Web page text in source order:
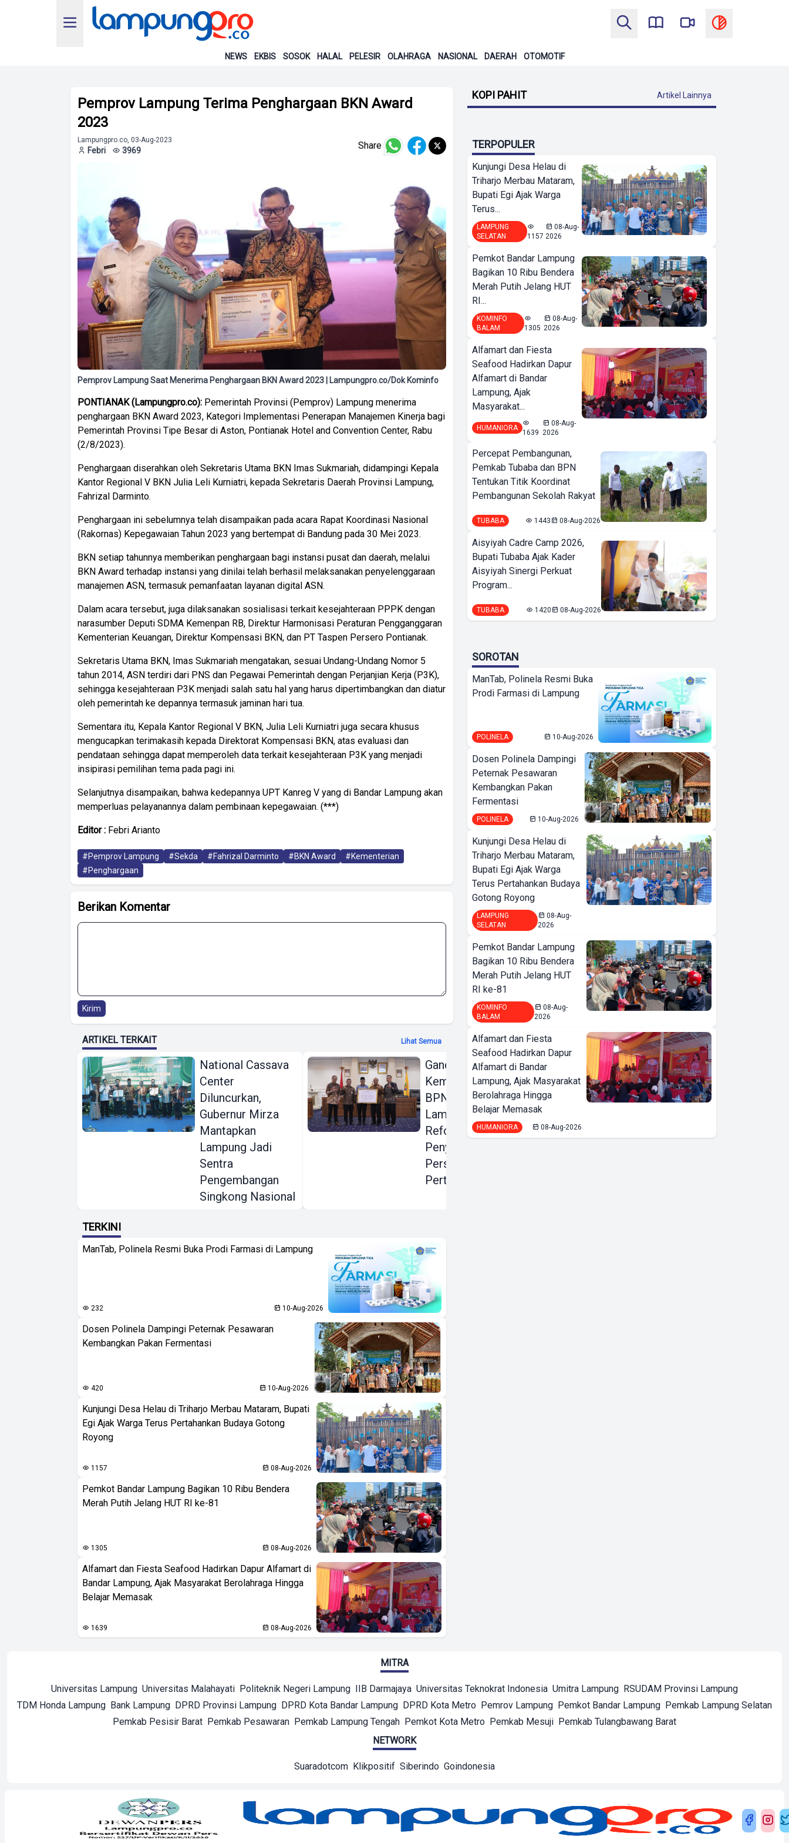
NEWS EKBIS SOSOK HALAL PELESIR OLAHRAGA NASIONAL DAERAH OTOMOTIF
Pemprov Lampung Terima Penghargaan BKN Award
2023
Lampungpro.co, 03-Aug-2023
Febri 3969 Share
Pemprov Lampung Saat Menerima Penghargaan BKN Award 2023 | Lampungpro.co/Dok Kominfo
PONTIANAK (Lampungpro.co): Pemerintah Provinsi (Pemprov) Lampung menerima
penghargaan BKN Award 2023, Kategori Implementasi Penerapan Manajemen Kinerja bagi
Pemerintah Provinsi Tipe Besar di Aston, Pontianak Hotel and Convention Center, Rabu
(2/8/2023).
Penghargaan diserahkan oleh Sekretaris Utama BKN Imas Sukmariah, didampingi Kepala
Kantor Regional V BKN Julia Leli Kurniatri, kepada Sekretaris Daerah Provinsi Lampung,
Fahrizal Darminto.
Penghargaan ini sebelumnya telah disampaikan pada acara Rapat Koordinasi Nasional
(Rakornas) Kepegawaian Tahun 2023 yang bertempat di Bandung pada 30 Mei 2023.
BKN setiap tahunnya memberikan penghargaan bagi instansi pusat dan daerah, melalui
BKN Award terhadap instansi yang dinilai telah berhasil melaksanakan penyelenggaraan
manajemen ASN, termasuk pemanfaatan layanan digital ASN.
Dalam acara tersebut, juga dilaksanakan sosialisasi terkait kesejahteraan PPPK dengan
narasumber Deputi SDMA Kemenpan RB, Direktur Harmonisasi Peraturan Pengganggaran
Kementerian Keuangan, Direktur Kompensasi BKN, dan PT Taspen Persero Pontianak.
Sekretaris Utama BKN, Imas Sukmariah mengatakan, sesuai Undang-Undang Nomor 5
tahun 2014, ASN terdiri dari PNS dan Pegawai Pemerintah dengan Perjanjian Kerja (P3K),
sehingga kesejahteraan P3K menjadi salah satu hal yang harus dipertimbangkan dan diatur
oleh pemerintah ke depannya termasuk jaminan hari tua.
Sementara itu, Kepala Kantor Regional V BKN, Julia Leli Kurniatri juga secara khusus
mengucapkan terimakasih kepada Direktorat Kompensasi BKN, atas evaluasi dan
pendataan sehingga dapat memperoleh data terkait kesejahteraan P3K yang menjadi
insipirasi pemilihan tema pada pagi ini.
Selanjutnya disampaikan, bahwa kedepannya UPT Kanreg V yang di Bandar Lampung akan
memperluas pelayanannya dalam pembinaan kepegawaian. (***)
Editor : Febri Arianto
#Pemprov Lampung #Sekda #Fahrizal Darminto #BKN Award
#Kementerian
#Penghargaan
Berikan Komentar
Kirim
ARTIKEL TERKAIT Lihat Semua
National Cassava
Center
Diluncurkan,
Gubernur Mirza
Mantapkan
Lampung Jadi
Sentra
Pengembangan
Singkong Nasional
Gandeng KPK dan
Kementerian ATR
BPN, Pemprov
Lampung Dorong
Reformasi
Penyelesaian
Persoalan
Pertanahan
Wakil Gubernur
Lampung Jihan
Beri Remisi ke 45
TERKINI
ManTab, Polinela Resmi Buka Prodi Farmasi di Lampung
232 10-Aug-2026
Dosen Polinela Dampingi Peternak Pesawaran
Kembangkan Pakan Fermentasi
420 10-Aug-2026
Kunjungi Desa Helau di Triharjo Merbau Mataram, Bupati
Egi Ajak Warga Terus Pertahankan Budaya Gotong
Royong
1157 08-Aug-2026
Pemkot Bandar Lampung Bagikan 10 Ribu Bendera
Merah Putih Jelang HUT RI ke-81
1305 08-Aug-2026
Alfamart dan Fiesta Seafood Hadirkan Dapur Alfamart di
Bandar Lampung, Ajak Masyarakat Berolahraga Hingga
Belajar Memasak
1639 08-Aug-2026
KOPI PAHIT Artikel Lainnya
TERPOPULER
Kunjungi Desa Helau di
Triharjo Merbau Mataram,
Bupati Egi Ajak Warga
Terus...
LAMPUNG
SELATAN
1157
08-Aug-
2026
Pemkot Bandar Lampung
Bagikan 10 Ribu Bendera
Merah Putih Jelang HUT
RI...
KOMINFO
BALAM
1305
08-Aug-
2026
Alfamart dan Fiesta
Seafood Hadirkan Dapur
Alfamart di Bandar
Lampung, Ajak
Masyarakat...
HUMANIORA
1639
08-Aug-
2026
Percepat Pembangunan,
Pemkab Tubaba dan BPN
Tentukan Titik Koordinat
Pembangunan Sekolah Rakyat
TUBABA 1443 08-Aug-2026
Aisyiyah Cadre Camp 2026,
Bupati Tubaba Ajak Kader
Aisyiyah Sinergi Perkuat
Program...
TUBABA 1420 08-Aug-2026
SOROTAN
ManTab, Polinela Resmi Buka
Prodi Farmasi di Lampung
POLINELA 10-Aug-2026
Dosen Polinela Dampingi
Peternak Pesawaran
Kembangkan Pakan
Fermentasi
POLINELA 10-Aug-2026
Kunjungi Desa Helau di
Triharjo Merbau Mataram,
Bupati Egi Ajak Warga
Terus Pertahankan Budaya
Gotong Royong
LAMPUNG
SELATAN
08-Aug-
2026
Pemkot Bandar Lampung
Bagikan 10 Ribu Bendera
Merah Putih Jelang HUT
RI ke-81
KOMINFO
BALAM
08-Aug-
2026
Alfamart dan Fiesta
Seafood Hadirkan Dapur
Alfamart di Bandar
Lampung, Ajak Masyarakat
Berolahraga Hingga
Belajar Memasak
HUMANIORA 08-Aug-2026
MITRA
Universitas Lampung Universitas Malahayati Politeknik Negeri Lampung IIB Darmajaya Universitas Teknokrat Indonesia Umitra Lampung RSUDAM Provinsi Lampung
TDM Honda Lampung Bank Lampung DPRD Provinsi Lampung DPRD Kota Bandar Lampung DPRD Kota Metro Pemrov Lampung Pemkot Bandar Lampung Pemkab Lampung Selatan
Pemkab Pesisir Barat Pemkab Pesawaran Pemkab Lampung Tengah Pemkot Kota Metro Pemkab Mesuji Pemkab Tulangbawang Barat
NETWORK
Suaradotcom Klikpositif Siberindo Goindonesia